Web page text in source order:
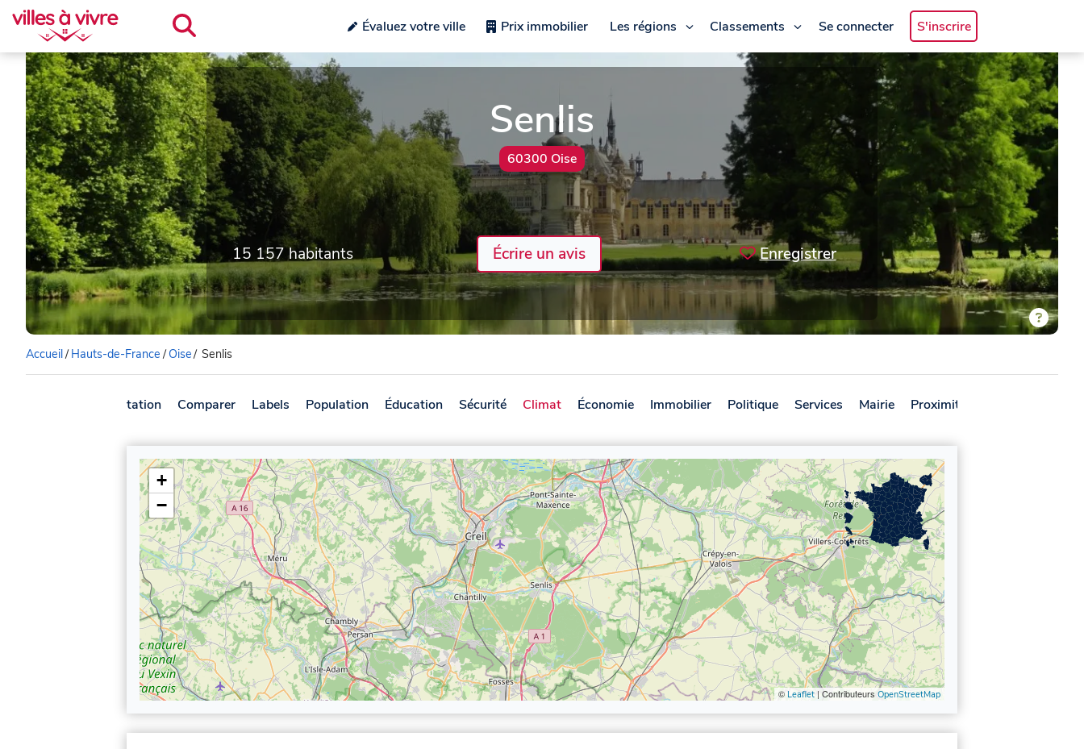
Évaluez votre ville Prix immobilier Les régions Classements Se connecter S'inscrire
Senlis
60300 Oise
15 157 habitants Écrire un avis Enregistrer
Accueil/ Hauts-de-France/Oise/ Senlis
Présentation Comparer Labels Population Éducation Sécurité Climat Économie Immobilier Politique Services Mairie Proximité
+
−
© Leaflet | Contributeurs OpenStreetMap